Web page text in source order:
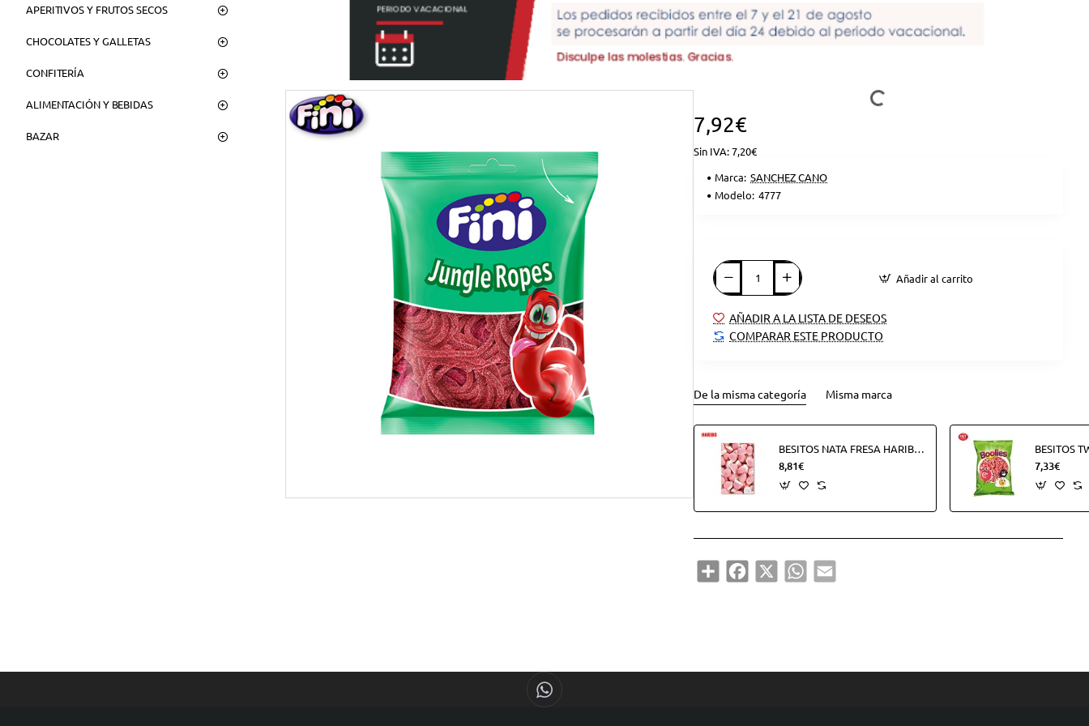
APERITIVOS Y FRUTOS SECOS
CHOCOLATES Y GALLETAS
CONFITERÍA
ALIMENTACIÓN Y BEBIDAS
BAZAR 7,92€
Sin IVA: 7,20€
Marca: SANCHEZ CANO
Modelo: 4777
Añadir al carrito
AÑADIR A LA LISTA DE DESEOS
COMPARAR ESTE PRODUCTO
De la misma categoría Misma marca
BESITOS NATA FRESA HARIBO B250U (250UDS)
8,81€ 7,33€
Share Facebook
X WhatsApp
Email